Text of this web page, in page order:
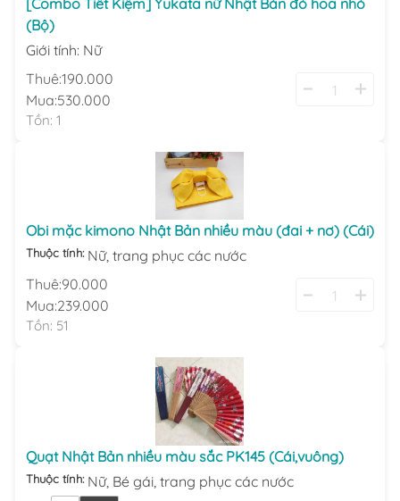
(Bộ)
Giới tính: Nữ
Thuê:190.000
Mua:530.000
Tồn: 1
Obi mặc kimono Nhật Bản nhiều màu (đai + nơ) (Cái)
Thuộc tính: Nữ, trang phục các nước
Thuê:90.000
Mua:239.000
Tồn: 51
Quạt Nhật Bản nhiều màu sắc PK145 (Cái,vuông)
Thuộc tính: Nữ, Bé gái, trang phục các nước